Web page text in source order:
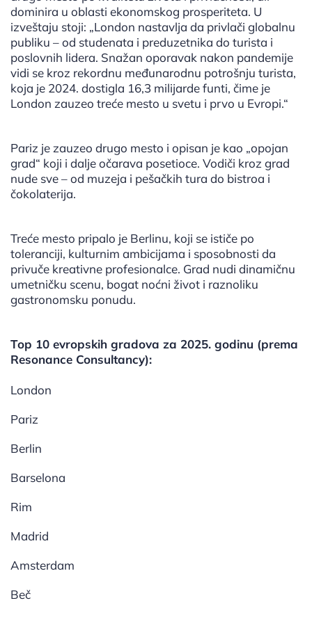
dominira u oblasti ekonomskog prosperiteta. U
izveštaju stoji: „London nastavlja da privlači globalnu
publiku – od studenata i preduzetnika do turista i
poslovnih lidera. Snažan oporavak nakon pandemije
vidi se kroz rekordnu međunarodnu potrošnju turista,
koja je 2024. dostigla 16,3 milijarde funti, čime je
London zauzeo treće mesto u svetu i prvo u Evropi.“
Pariz je zauzeo drugo mesto i opisan je kao „opojan
grad“ koji i dalje očarava posetioce. Vodiči kroz grad
nude sve – od muzeja i pešačkih tura do bistroa i
čokolaterija.
Treće mesto pripalo je Berlinu, koji se ističe po
toleranciji, kulturnim ambicijama i sposobnosti da
privuče kreativne profesionalce. Grad nudi dinamičnu
umetničku scenu, bogat noćni život i raznoliku
gastronomsku ponudu.
Top 10 evropskih gradova za 2025. godinu (prema
Resonance Consultancy):
London
Pariz
Berlin
Barselona
Rim
Madrid
Amsterdam
Beč